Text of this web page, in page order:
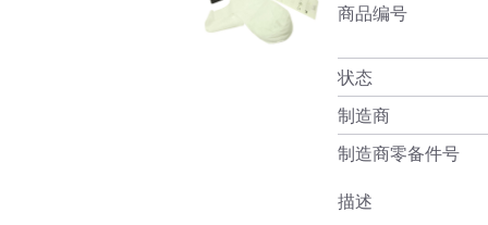
商品编号
状态
制造商
制造商零备件号
描述